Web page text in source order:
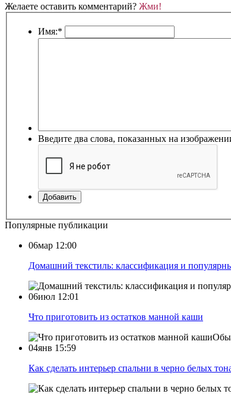
Желаете оставить комментарий? Жми!
Имя:*
Введите два слова, показанных на
Добавить
Популярные публикации
06мар 12:00
Домашний текстиль: классификация и
06июл 12:01
Что приготовить из остатков манной каши
04янв 15:59
Как сделать интерьер спальни в черно белых